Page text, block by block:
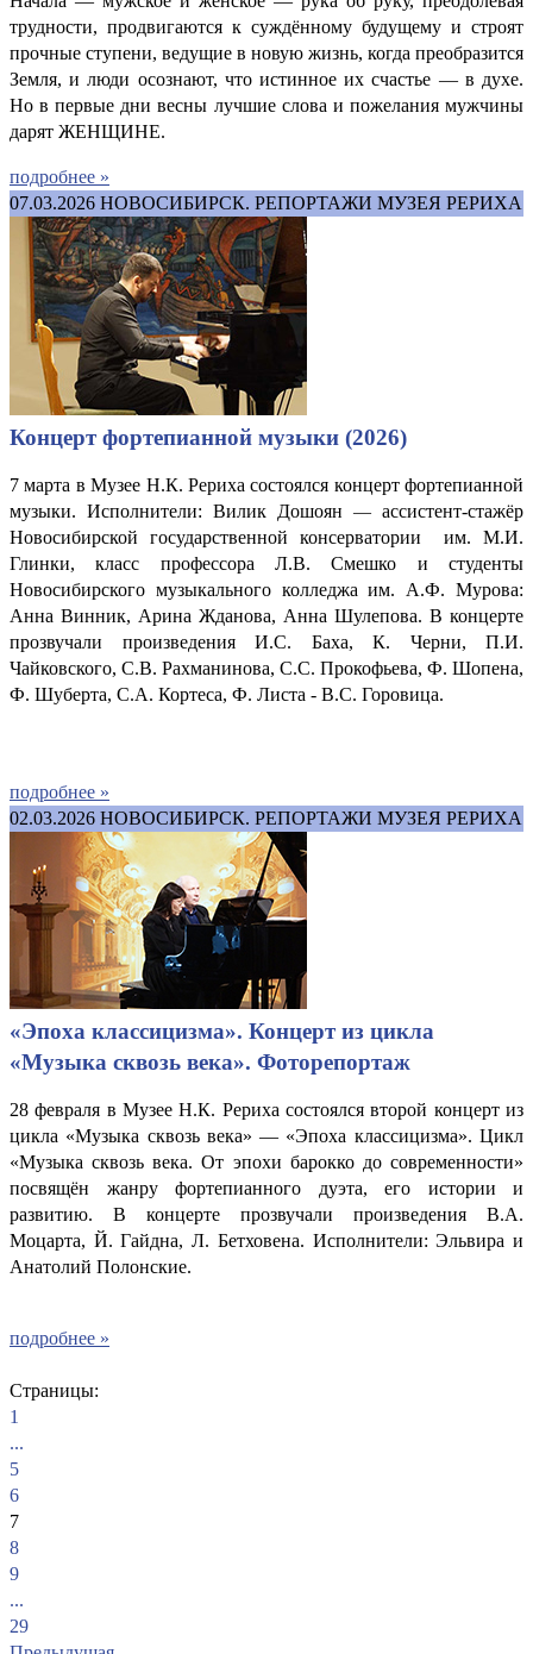
трудности, продвигаются к суждённому будущему и строят
прочные ступени, ведущие в новую жизнь, когда преобразится
Земля, и люди осознают, что истинное их счастье — в духе.
Но в первые дни весны лучшие слова и пожелания мужчины
дарят ЖЕНЩИНЕ.
подробнее »
07.03.2026 НОВОСИБИРСК. РЕПОРТАЖИ МУЗЕЯ РЕРИХА
Концерт фортепианной музыки (2026)
7 марта в Музее Н.К. Рериха состоялся концерт фортепианной
музыки. Исполнители: Вилик Дошоян — ассистент-стажёр
Новосибирской государственной консерватории им. М.И.
Глинки, класс профессора Л.В. Смешко и студенты
Новосибирского музыкального колледжа им. А.Ф. Мурова:
Анна Винник, Арина Жданова, Анна Шулепова. В концерте
прозвучали произведения И.С. Баха, К. Черни, П.И.
Чайковского, С.В. Рахманинова, С.С. Прокофьева, Ф. Шопена,
Ф. Шуберта, С.А. Кортеса, Ф. Листа - В.С. Горовица.
подробнее »
02.03.2026 НОВОСИБИРСК. РЕПОРТАЖИ МУЗЕЯ РЕРИХА
«Эпоха классицизма». Концерт из цикла
«Музыка сквозь века». Фоторепортаж
28 февраля в Музее Н.К. Рериха состоялся второй концерт из
цикла «Музыка сквозь века» — «Эпоха классицизма». Цикл
«Музыка сквозь века. От эпохи барокко до современности»
посвящён жанру фортепианного дуэта, его истории и
развитию. В концерте прозвучали произведения В.А.
Моцарта, Й. Гайдна, Л. Бетховена. Исполнители: Эльвира и
Анатолий Полонские.
подробнее »
Страницы:
1
...
5
6
7
8
9
...
29